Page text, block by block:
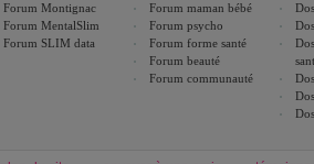
Forum Montignac
Forum MentalSlim
Forum SLIM data
Forum maman bébé
Forum psycho
Forum forme santé
Forum beauté
Forum communauté